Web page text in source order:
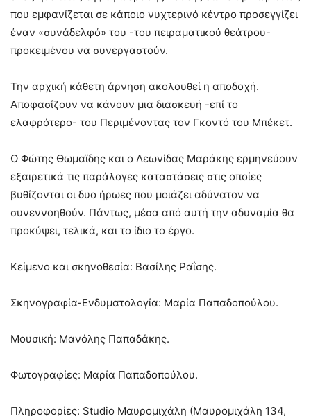
που εμφανίζεται σε κάποιο νυχτερινό κέντρο προσεγγίζει
έναν «συνάδελφό» του -του πειραματικού θεάτρου-
προκειμένου να συνεργαστούν.
Την αρχική κάθετη άρνηση ακολουθεί η αποδοχή.
Αποφασίζουν να κάνουν μια διασκευή -επί το
ελαφρότερο- του Περιμένοντας τον Γκοντό του Μπέκετ.
Ο Φώτης Θωμαϊδης και ο Λεωνίδας Μαράκης ερμηνεύουν
εξαιρετικά τις παράλογες καταστάσεις στις οποίες
βυθίζονται οι δυο ήρωες που μοιάζει αδύνατον να
συνεννοηθούν. Πάντως, μέσα από αυτή την αδυναμία θα
προκύψει, τελικά, και το ίδιο το έργο.
Κείμενο και σκηνοθεσία: Βασίλης Ραΐσης.
Σκηνογραφία-Ενδυματολογία: Μαρία Παπαδοπούλου.
Μουσική: Μανόλης Παπαδάκης.
Φωτογραφίες: Μαρία Παπαδοπούλου.
Πληροφορίες: Studio Μαυρομιχάλη (Μαυρομιχάλη 134,